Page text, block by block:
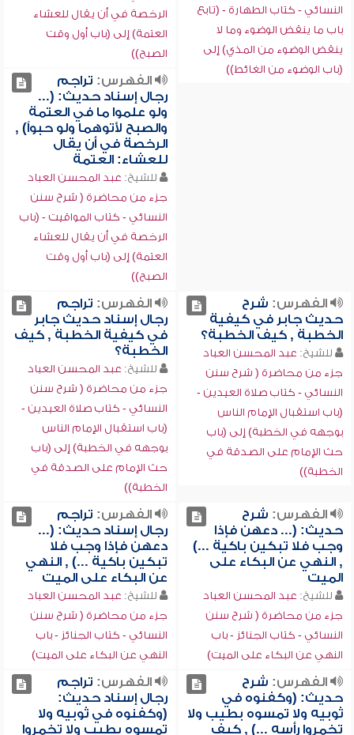
النسائي - كتاب الطهارة - (تابع
باب ما ينقض الوضوء وما لا
ينقض الوضوء من المذي) إلى
(باب الوضوء من الغائط))
الرخصة في أن يقال للعشاء
العتمة) إلى (باب أول وقت
الصبح))
الفهرس: تراجم
رجال إسناد حديث: (...
ولو علموا ما في العتمة
والصبح لأتوهما ولو حبواً) ,
الرخصة في أن يقال
للعشاء: العتمة
للشيخ: عبد المحسن العباد
جزء من محاضرة ( شرح سنن
النسائي - كتاب المواقيت - (باب
الرخصة في أن يقال للعشاء
العتمة) إلى (باب أول وقت
الصبح))
الفهرس: شرح
حديث جابر في كيفية
الخطبة , كيف الخطبة؟
للشيخ: عبد المحسن العباد
جزء من محاضرة ( شرح سنن
النسائي - كتاب صلاة العيدين -
(باب استقبال الإمام الناس
بوجهه في الخطبة) إلى (باب
حث الإمام على الصدقة في
الخطبة))
الفهرس: تراجم
رجال إسناد حديث جابر
في كيفية الخطبة , كيف
الخطبة؟
للشيخ: عبد المحسن العباد
جزء من محاضرة ( شرح سنن
النسائي - كتاب صلاة العيدين -
(باب استقبال الإمام الناس
بوجهه في الخطبة) إلى (باب
حث الإمام على الصدقة في
الخطبة))
الفهرس: شرح
حديث: (... دعهن فإذا
وجب فلا تبكين باكية ...)
, النهي عن البكاء على
الميت
للشيخ: عبد المحسن العباد
جزء من محاضرة ( شرح سنن
النسائي - كتاب الجنائز - باب
النهي عن البكاء على الميت)
الفهرس: تراجم
رجال إسناد حديث: (...
دعهن فإذا وجب فلا
تبكين باكية ...) , النهي
عن البكاء على الميت
للشيخ: عبد المحسن العباد
جزء من محاضرة ( شرح سنن
النسائي - كتاب الجنائز - باب
النهي عن البكاء على الميت)
الفهرس: شرح
حديث: (وكفنوه في
ثوبيه ولا تمسوه بطيب ولا
تخمروا رأسه ...) , كيف
الفهرس: تراجم
رجال إسناد حديث:
(وكفنوه في ثوبيه ولا
تمسوه بطيب ولا تخمروا